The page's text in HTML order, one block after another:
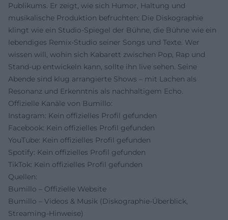
Publikums. Er zeigt, wie sich Humor, Haltung und
musikalische Produktion befruchten: Die Diskographie
klingt wie ein Studio-Spiegel der Bühne, die Bühne wie ein
lebendiges Remix-Studio seiner Songs und Texte. Wer
wissen will, wohin sich Kabarett zwischen Pop, Rap und
Stand-up entwickeln kann, sollte ihn live sehen. Seine
Abende sind klug arrangierte Shows – mit Lachen als
Resonanz und Erkenntnis als nachhaltigem Echo.
Offizielle Kanäle von Bumillo:
Instagram: Kein offizielles Profil gefunden
Facebook: Kein offizielles Profil gefunden
YouTube: Kein offizielles Profil gefunden
Spotify: Kein offizielles Profil gefunden
TikTok: Kein offizielles Profil gefunden
Quellen:
Bumillo – Offizielle Website
Bumillo – Videos & Musik (Diskographie-Überblick,
Streaming-Hinweise)